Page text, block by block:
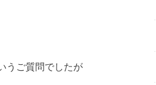
うご質問でしたが